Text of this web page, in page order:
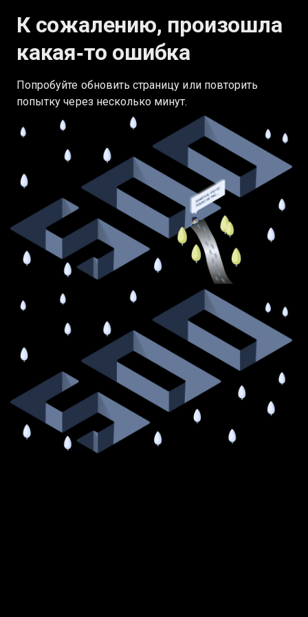
К сожалению, произошла
какая‑то ошибка
Попробуйте обновить страницу или повторить
попытку через несколько минут.